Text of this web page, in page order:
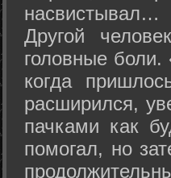
насвистывал…
Другой
головные боли.
когда
расширился,
пачками как
помогал, но